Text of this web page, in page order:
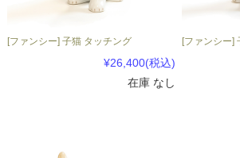
[ファンシー] 子猫 タッチング
¥26,400(税込)
在庫 なし
[ファンシー]